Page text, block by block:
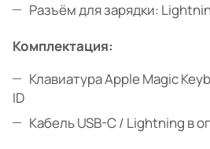
Разъём для зарядки:
Комплектация:
Клавиатура Apple Magic
ID
Кабель USB-C / Lightning в